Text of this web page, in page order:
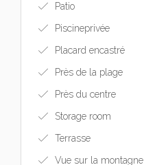
Patio
Piscineprivée
Placard encastré
Près de la plage
Près du centre
Storage room
Terrasse
Vue sur la montagne